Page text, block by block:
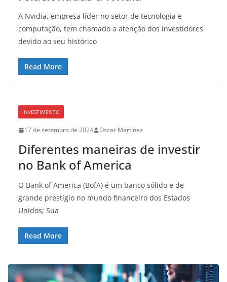
A Nvidia, empresa líder no setor de tecnologia e
computação, tem chamado a atenção dos investidores
devido ao seu histórico
Read More
INVESTIMENTO
17 de setembro de 2024 Oscar Martinez
Diferentes maneiras de investir
no Bank of America
O Bank of America (BofA) é um banco sólido e de
grande prestígio no mundo financeiro dos Estados
Unidos; Sua
Read More